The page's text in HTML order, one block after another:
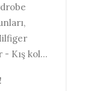
- Kış kol...